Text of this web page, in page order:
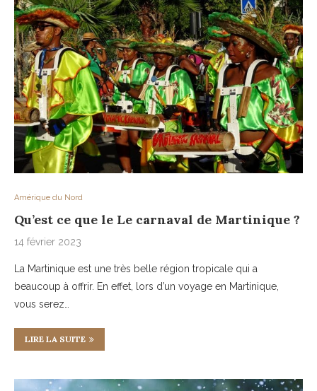
Amérique du Nord
Qu’est ce que le Le carnaval de Martinique ?
14 février 2023
La Martinique est une très belle région tropicale qui a
beaucoup à offrir. En effet, lors d’un voyage en Martinique,
vous serez…
LIRE LA SUITE